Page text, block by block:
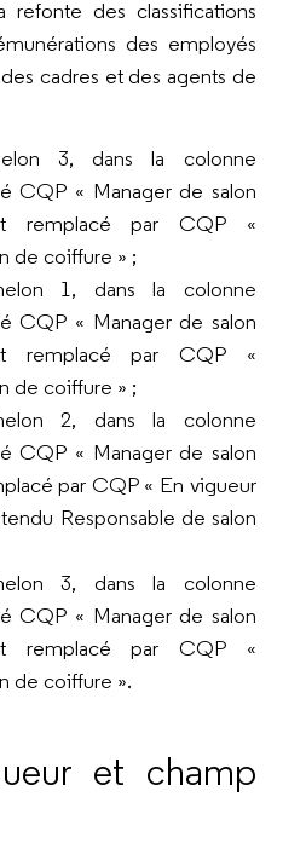
des classifications
des employés
cadres et des agents de
3, dans la colonne
CQP « Manager de salon
remplacé par CQP «
de coiffure » ;
1, dans la colonne
CQP « Manager de salon
remplacé par CQP «
de coiffure » ;
2, dans la colonne
CQP « Manager de salon
par CQP « En vigueur
Responsable de salon
3, dans la colonne
CQP « Manager de salon
remplacé par CQP «
de coiffure ».
et champ